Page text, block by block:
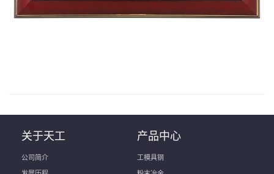
关于天工
公司简介
产品中心
工模具钢